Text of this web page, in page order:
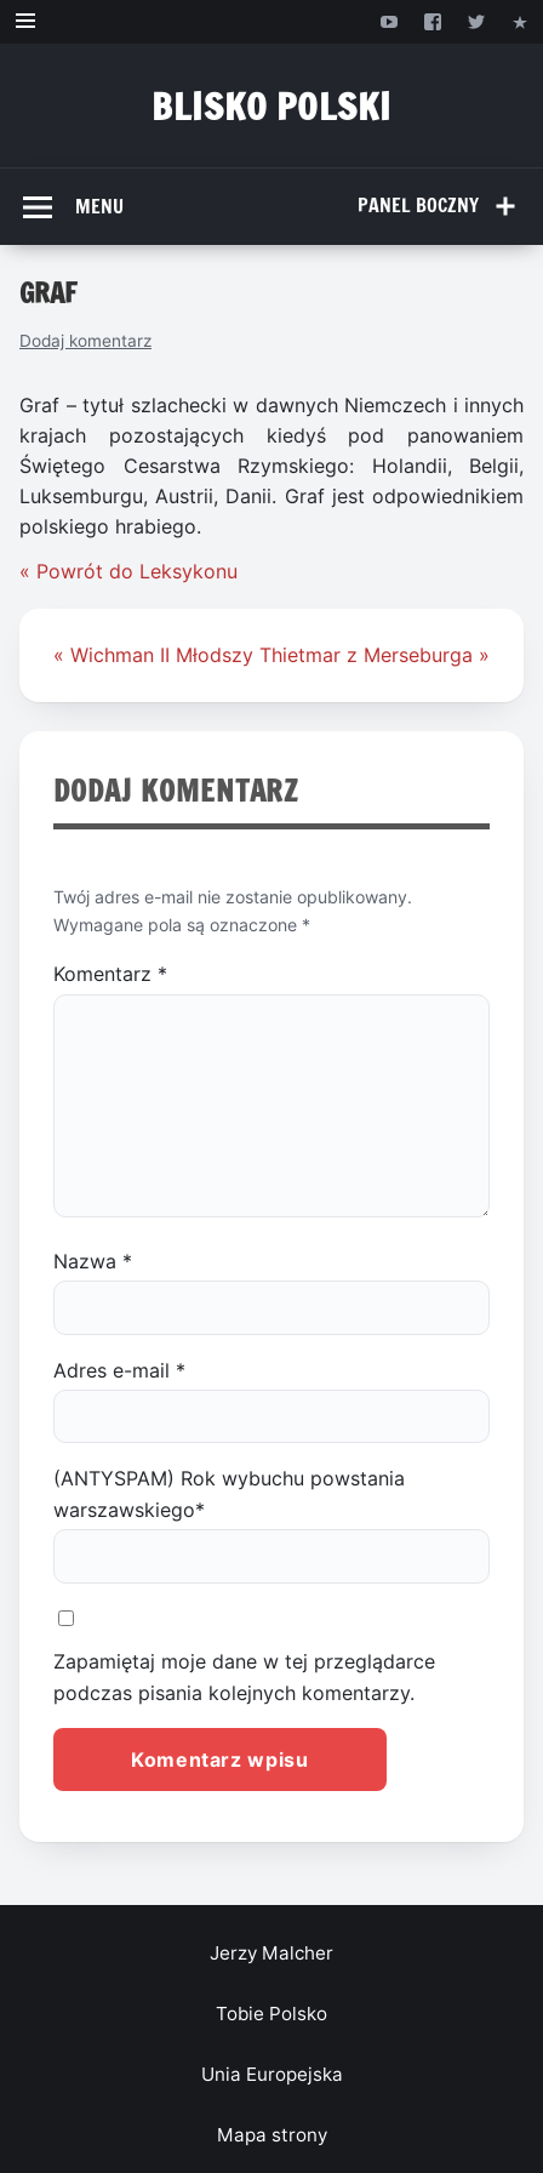
Przejdź
BLISKO POLSKI
PANEL BOCZNY
MENU
GRAF
Dodaj komentarz
Graf – tytuł szlachecki w dawnych Niemczech i innych
krajach pozostających kiedyś pod panowaniem
Świętego Cesarstwa Rzymskiego: Holandii, Belgii,
Luksemburgu, Austrii, Danii. Graf jest odpowiednikiem
polskiego hrabiego.
« Powrót do Leksykonu
Nawigacja
« Wichman II Młodszy Thietmar z Merseburga »
DODAJ KOMENTARZ
Twój adres e-mail nie zostanie opublikowany.
Wymagane pola są oznaczone *
Komentarz *
Nazwa *
Adres e-mail *
(ANTYSPAM) Rok wybuchu powstania
warszawskiego*
Zapamiętaj moje dane w tej przeglądarce
podczas pisania kolejnych komentarzy.
Jerzy Malcher
Tobie Polsko
Unia Europejska
Mapa strony